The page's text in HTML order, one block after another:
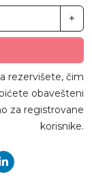
+
rezervišete, čim
obavešteni
za registrovane
korisnike.